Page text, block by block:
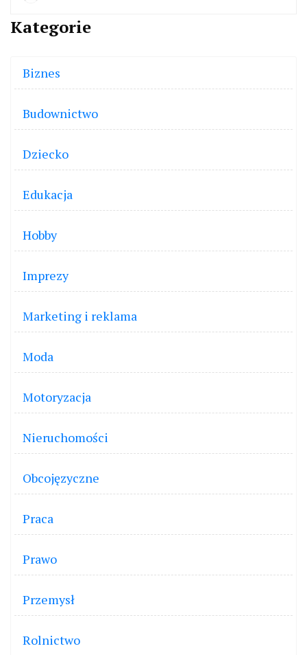
Kategorie
Biznes
Budownictwo
Dziecko
Edukacja
Hobby
Imprezy
Marketing i reklama
Moda
Motoryzacja
Nieruchomości
Obcojęzyczne
Praca
Prawo
Przemysł
Rolnictwo